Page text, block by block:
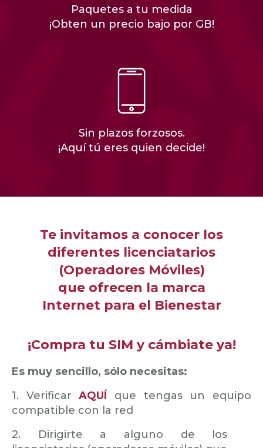
Paquetes a tu medida
¡Obten un precio bajo por GB!
Sin plazos forzosos.
¡Aquí tú eres quien decide!
Te invitamos a conocer los
diferentes licenciatarios
(Operadores Móviles)
que ofrecen la marca
Internet para el Bienestar
¡Compra tu SIM y cámbiate ya!
Es muy sencillo, sólo necesitas:
1. VerificarAQUÍ que tengas un equipo
compatible con la red
2. Dirigirte a alguno de los